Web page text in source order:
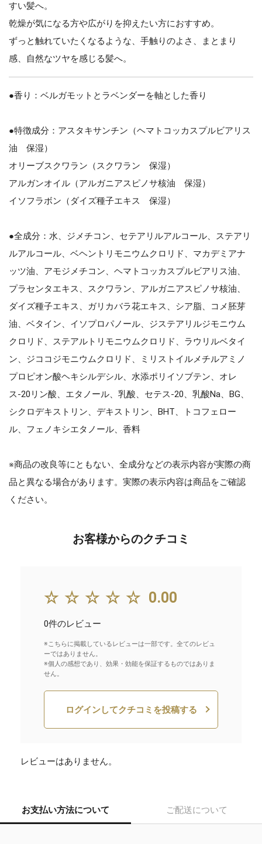
すい髪へ。
乾燥が気になる方や広がりを抑えたい方におすすめ。
ずっと触れていたくなるような、手触りのよさ、まとまり
感、自然なツヤを感じる髪へ。
●香り：ベルガモットとラベンダーを軸とした香り
●特徴成分：アスタキサンチン（ヘマトコッカスプルビアリス
油 保湿）
オリーブスクワラン（スクワラン 保湿）
アルガンオイル（アルガニアスピノサ核油 保湿）
イソフラボン（ダイズ種子エキス 保湿）
●全成分：水、ジメチコン、セテアリルアルコール、ステアリ
ルアルコール、ベヘントリモニウムクロリド、マカデミアナ
ッツ油、アモジメチコン、ヘマトコッカスプルビアリス油、
プラセンタエキス、スクワラン、アルガニアスピノサ核油、
ダイズ種子エキス、ガリカバラ花エキス、シア脂、コメ胚芽
油、ベタイン、イソプロパノール、ジステアリルジモニウム
クロリド、ステアルトリモニウムクロリド、ラウリルベタイ
ン、ジココジモニウムクロリド、ミリストイルメチルアミノ
プロピオン酸ヘキシルデシル、水添ポリイソブテン、オレ
ス-20リン酸、エタノール、乳酸、セテス-20、乳酸Na、BG、
シクロデキストリン、デキストリン、BHT、トコフェロー
ル、フェノキシエタノール、香料
※商品の改良等にともない、全成分などの表示内容が実際の商
品と異なる場合があります。実際の表示内容は商品をご確認
ください。
お客様からのクチコミ
☆☆☆☆☆ 0.00
0件のレビュー
※こちらに掲載しているレビューは一部です。全てのレビュ
ーではありません。
※個人の感想であり、効果・効能を保証するものではありま
せん。
ログインしてクチコミを投稿する
レビューはありません。
お支払い方法について ご配送について